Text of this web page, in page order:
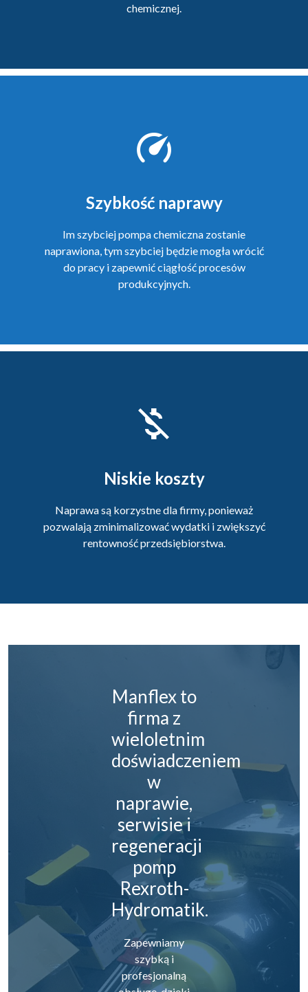
chemicznej.
Szybkość naprawy
Im szybciej pompa chemiczna zostanie
naprawiona, tym szybciej będzie mogła wrócić
do pracy i zapewnić ciągłość procesów
produkcyjnych.
Niskie koszty
Naprawa są korzystne dla firmy, ponieważ
pozwalają zminimalizować wydatki i zwiększyć
rentowność przedsiębiorstwa.
Manflex to
firma z
wieloletnim
doświadczeniem
w
naprawie,
serwisie i
regeneracji
pomp
Rexroth-
Hydromatik.
Zapewniamy
szybką i
profesjonalną